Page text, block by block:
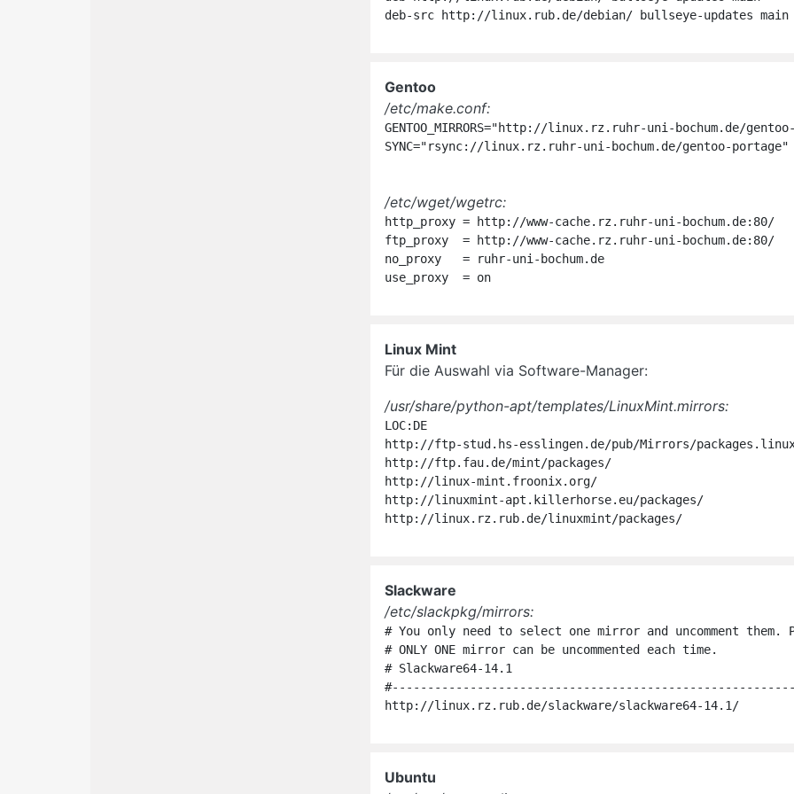
deb-src http://linux.rub.de/debian/ bullseye-updates main
Gentoo
/etc/make.conf:
GENTOO_MIRRORS="http://linux.rz.ruhr-uni-bochum.de/
SYNC="rsync://linux.rz.ruhr-uni-bochum.de/gentoo-portage"
/etc/wget/wgetrc:
http_proxy = http://www-cache.rz.ruhr-uni-bochum.de:80/
ftp_proxy  = http://www-cache.rz.ruhr-uni-bochum.de:80/
no_proxy   = ruhr-uni-bochum.de
use_proxy  = on
Linux Mint
Für die Auswahl via Software-Manager:
/usr/share/python-apt/templates/LinuxMint.mirrors:
LOC:DE
http://ftp-stud.hs-esslingen.de/pub/Mirrors/
http://ftp.fau.de/mint/packages/
http://linux-mint.froonix.org/
http://linuxmint-apt.killerhorse.eu/packages/
http://linux.rz.rub.de/linuxmint/packages/
Slackware
/etc/slackpkg/mirrors:
# You only need to select one mirror and uncomment them.
# ONLY ONE mirror can be uncommented each time.
# Slackware64-14.1
http://linux.rz.rub.de/slackware/slackware64-14.1/
Ubuntu